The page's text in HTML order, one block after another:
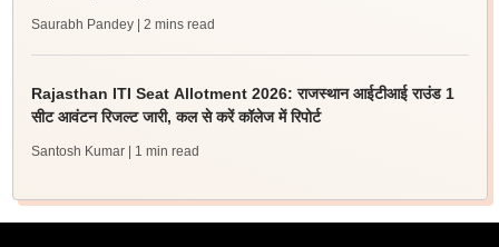
Saurabh Pandey | 2 mins read
Rajasthan ITI Seat Allotment 2026: राजस्थान आईटीआई राउंड 1
सीट आवंटन रिजल्ट जारी, कल से करें कॉलेज में रिपोर्ट
Santosh Kumar | 1 min read